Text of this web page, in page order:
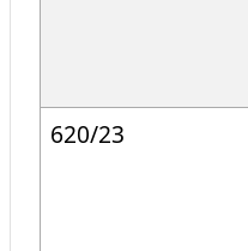
620/23